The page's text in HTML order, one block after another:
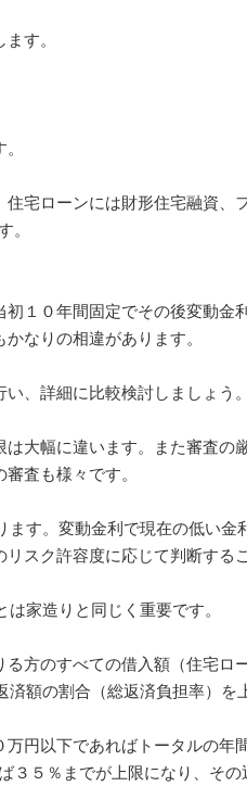
す。
宅ローンには財形住宅融資、
。
１０年間固定でその後変動金
りの相違があります。
詳細に比較検討しましょう。
大幅に違います。また審査の
査も様々です。
す。変動金利で現在の低い金
ク許容度に応じて判断するこ
家造りと同じく重要です。
方のすべての借入額（住宅ロ
の割合（総返済負担率）を
円以下であればトータルの年
５％までが上限になり、その